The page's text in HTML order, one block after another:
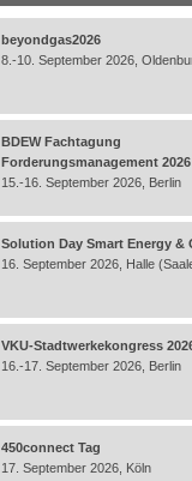
beyondgas2026
8.-10. September 2026,
BDEW Fachtagung
Forderungsmanagement 2026
15.-16. September 2026, Berlin
Solution Day Smart Energy &
16. September 2026, Halle
VKU-Stadtwerkekongress
16.-17. September 2026, Berlin
450connect Tag
17. September 2026, Köln